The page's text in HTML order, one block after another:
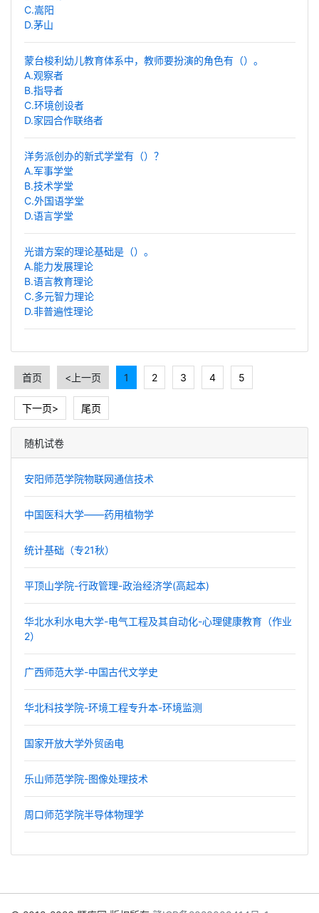
C.嵩阳
D.茅山
蒙台梭利幼儿教育体系中，教师要扮演的角色有（）。
A.观察者
B.指导者
C.环境创设者
D.家园合作联络者
洋务派创办的新式学堂有（）？
A.军事学堂
B.技术学堂
C.外国语学堂
D.语言学堂
光谱方案的理论基础是（）。
A.能力发展理论
B.语言教育理论
C.多元智力理论
D.非普遍性理论
首页 <上一页 1 2 3 4 5
下一页> 尾页
随机试卷
安阳师范学院物联网通信技术
中国医科大学——药用植物学
统计基础（专21秋）
平顶山学院-行政管理-政治经济学(高起本)
华北水利水电大学-电气工程及其自动化-心理健康教育（作业
2）
广西师范大学-中国古代文学史
华北科技学院-环境工程专升本-环境监测
国家开放大学外贸函电
乐山师范学院-图像处理技术
周口师范学院半导体物理学